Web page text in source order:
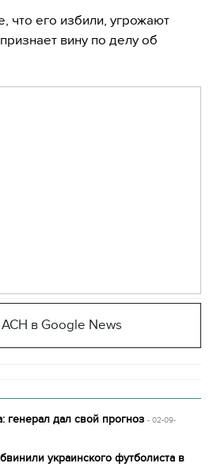
что его избили, угрожают
вину по делу об
АСН в Google News
генерал дал свой прогноз - 02-09-
украинского футболиста в